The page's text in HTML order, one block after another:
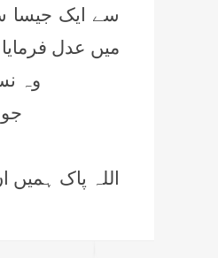
سے ایک جیسا
میں عدل
وہ
اللہ پاک ہمیں